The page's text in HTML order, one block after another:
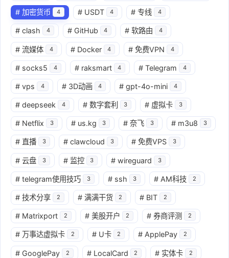
# 加密货币 4 # USDT 4 # 专线 4
# clash 4 # GitHub 4 # 软路由 4
# 流媒体 4 # Docker 4 # 免费VPN 4
# socks5 4 # raksmart 4 # Telegram 4
# vps 4 # 3D动画 4 # gpt-4o-mini 4
# deepseek 4 # 数字套利 3 # 虚拟卡 3
# Netflix 3 # us.kg 3 # 奈飞 3 # m3u8 3
# 直播 3 # clawcloud 3 # 免费VPS 3
# 云盘 3 # 监控 3 # wireguard 3
# telegram使用技巧 3 # ssh 3 # AM科技 2
# 技术分享 2 # 满满干货 2 # BIT 2
# Matrixport 2 # 美股开户 2 # 券商评测 2
# 万事达虚拟卡 2 # U卡 2 # ApplePay 2
# GooglePay 2 # LocalCard 2 # 实体卡 2